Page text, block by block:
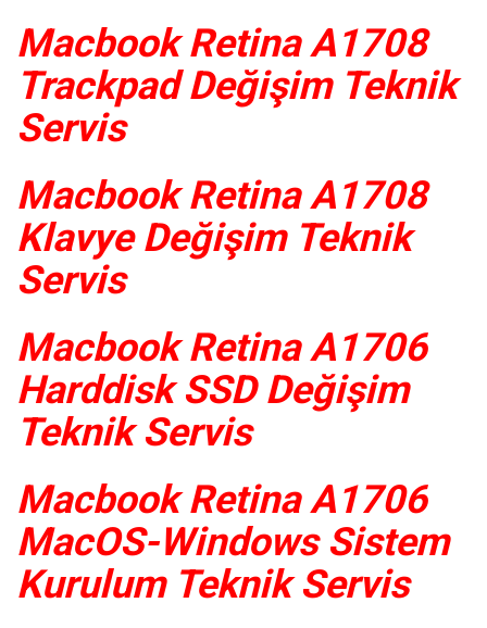
Macbook Retina A1708
Trackpad Değişim Teknik
Servis
Macbook Retina A1708
Klavye Değişim Teknik
Servis
Macbook Retina A1706
Harddisk SSD Değişim
Teknik Servis
Macbook Retina A1706
MacOS-Windows Sistem
Kurulum Teknik Servis